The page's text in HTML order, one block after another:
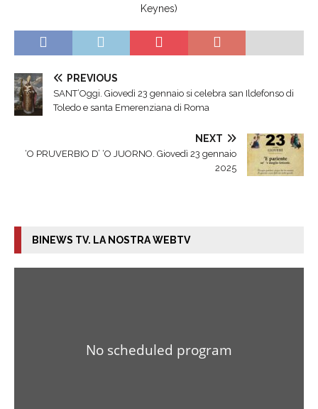
Keynes)
PREVIOUS
SANT’Oggi. Giovedì 23 gennaio si celebra san Ildefonso di
Toledo e santa Emerenziana di Roma
NEXT
‘O PRUVERBIO D’ ‘O JUORNO. Giovedì 23 gennaio
2025
BINEWS TV. LA NOSTRA WEBTV